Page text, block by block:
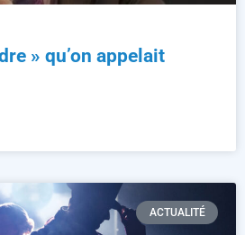
» qu’on appelait
ACTUALITÉ